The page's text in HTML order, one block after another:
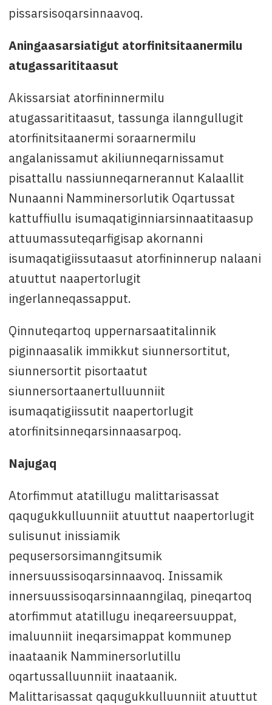
pissarsisoqarsinnaavoq.
Aningaasarsiatigut atorfinitsitaanermilu
atugassarititaasut
Akissarsiat atorfininnermilu
atugassarititaasut, tassunga ilanngullugit
atorfinitsitaanermi soraarnermilu
angalanissamut akiliunneqarnissamut
pisattallu nassiunneqarnerannut Kalaallit
Nunaanni Namminersorlutik Oqartussat
kattuffiullu isumaqatiginniarsinnaatitaasup
attuumassuteqarfigisap akornanni
isumaqatigiissutaasut atorfininnerup nalaani
atuuttut naapertorlugit
ingerlanneqassapput.
Qinnuteqartoq uppernarsaatitalinnik
piginnaasalik immikkut siunnersortitut,
siunnersortit pisortaatut
siunnersortaanertulluunniit
isumaqatigiissutit naapertorlugit
atorfinitsinneqarsinnaasarpoq.
Najugaq
Atorfimmut atatillugu malittarisassat
qaqugukkulluunniit atuuttut naapertorlugit
sulisunut inissiamik
pequsersorsimanngitsumik
innersuussisoqarsinnaavoq. Inissamik
innersuussisoqarsinnaanngilaq, pineqartoq
atorfimmut atatillugu ineqareersuuppat,
imaluunniit ineqarsimappat kommunep
inaataanik Namminersorlutillu
oqartussalluunniit inaataanik.
Malittarisassat qaqugukkulluunniit atuuttut